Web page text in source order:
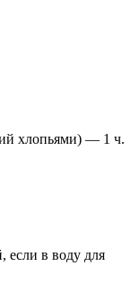
хлопьями) — 1 ч.
если в воду для